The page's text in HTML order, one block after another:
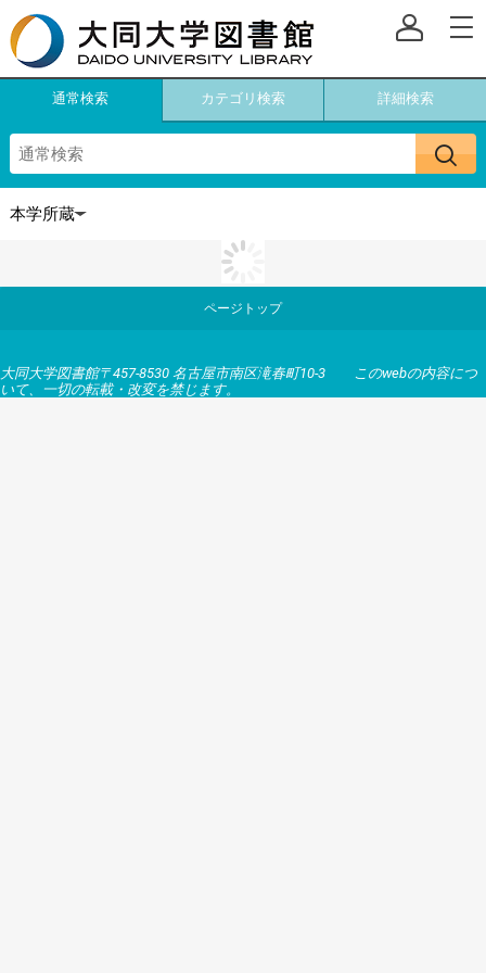
通常検索 カテゴリ検索 詳細検索
ページトップ
大同大学図書館〒457-8530 名古屋市南区滝春町10-3 このwebの内容につ
いて、一切の転載・改変を禁じます。